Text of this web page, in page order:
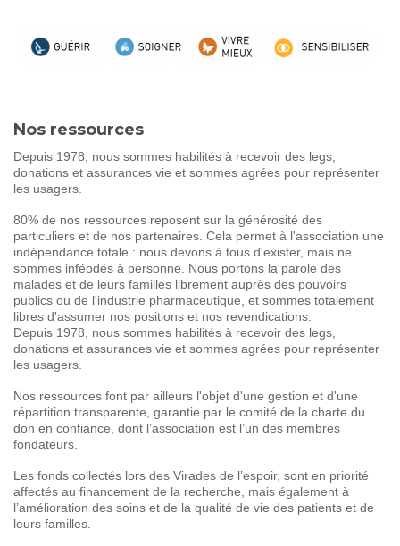
Nos ressources
Depuis 1978, nous sommes habilités à recevoir des legs,
donations et assurances vie et sommes agrées pour représenter
les usagers.
80% de nos ressources reposent sur la générosité des
particuliers et de nos partenaires. Cela permet à l'association une
indépendance totale : nous devons à tous d'exister, mais ne
sommes inféodés à personne. Nous portons la parole des
malades et de leurs familles librement auprès des pouvoirs
publics ou de l'industrie pharmaceutique, et sommes totalement
libres d'assumer nos positions et nos revendications.
Depuis 1978, nous sommes habilités à recevoir des legs,
donations et assurances vie et sommes agrées pour représenter
les usagers.
Nos ressources font par ailleurs l'objet d'une gestion et d'une
répartition transparente, garantie par le comité de la charte du
don en confiance, dont l’association est l’un des membres
fondateurs.
Les fonds collectés lors des Virades de l’espoir, sont en priorité
affectés au financement de la recherche, mais également à
l’amélioration des soins et de la qualité de vie des patients et de
leurs familles.